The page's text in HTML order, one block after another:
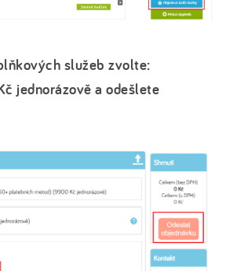
služeb zvolte:
jednorázově a odešlete